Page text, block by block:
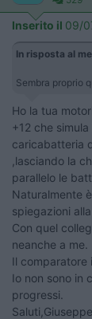
Inserito il 09/
In risposta al
Sembra proprio
Ho la tua
+12 che
caricabatteria
,lasciando la
parallelo le
Naturalmente
spiegazioni
Con quel
neanche a me.
Il comparatore
Io non sono in
progressi.
Saluti,Giuseppe